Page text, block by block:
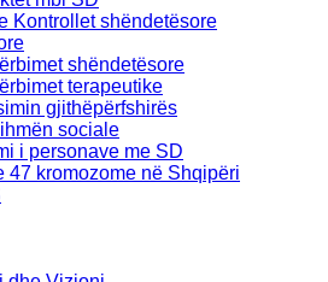
Kontrollet shëndetësore
shëndetësore
terapeutike
gjithëpërfshirës
sociale
i personave me SD
47 kromozome në Shqipëri